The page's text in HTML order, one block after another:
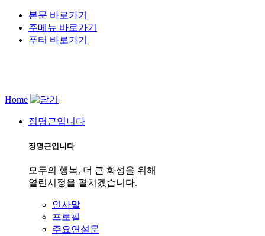
본문 바로가기
주메뉴 바로가기
푸터 바로가기
Home
정명근입니다
정명근입니다
모두의 행복, 더 큰 화성을 위해
열린시정을 펼치겠습니다.
인사말
프로필
주요연설문